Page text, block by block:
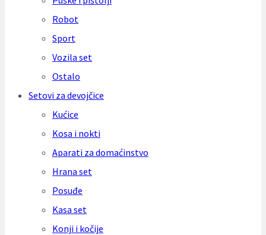
Robot
Sport
Vozila set
Ostalo
Setovi za devojčice
Kućice
Kosa i nokti
Aparati za domaćinstvo
Hrana set
Posuđe
Kasa set
Konji i kočije